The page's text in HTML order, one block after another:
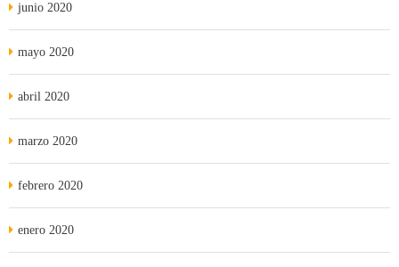
junio 2020
mayo 2020
abril 2020
marzo 2020
febrero 2020
enero 2020